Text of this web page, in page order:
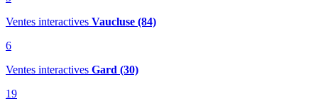
Ventes interactives Vaucluse (84)
6
Ventes interactives Gard (30)
19